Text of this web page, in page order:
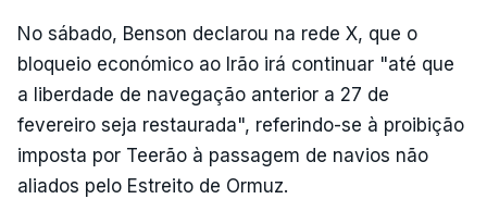
No sábado, Benson declarou na rede X, que o
bloqueio económico ao Irão irá continuar "até que
a liberdade de navegação anterior a 27 de
fevereiro seja restaurada", referindo-se à proibição
imposta por Teerão à passagem de navios não
aliados pelo Estreito de Ormuz.